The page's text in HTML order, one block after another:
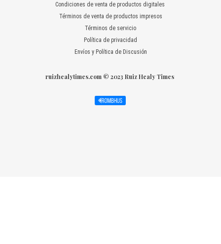
Condiciones de venta de productos digitales
Términos de venta de productos impresos
Términos de servicio
Política de privacidad
Envíos y Política de Discusión
ruizhealytimes.com © 2023 Ruiz Healy Times